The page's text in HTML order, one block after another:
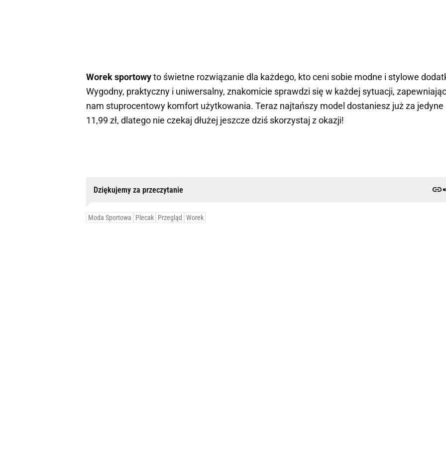
Worek sportowyto świetne rozwiązanie dla każdego, kto ceni sobie modne i stylowe
Wygodny, praktyczny i uniwersalny, znakomicie sprawdzi się w każdej sytuacji, zapewniając
nam stuprocentowy komfort użytkowania. Teraz najtańszy model dostaniesz już za jedyne
11,99 zł, dlatego nie czekaj dłużej jeszcze dziś skorzystaj z okazji!
Dziękujemy za przeczytanie
Moda Sportowa Plecak Przegląd Worek